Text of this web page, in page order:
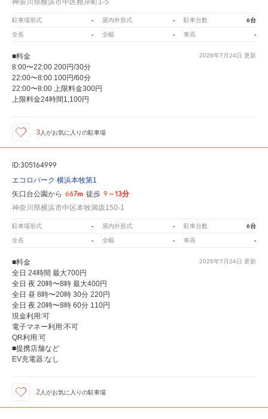
駐車場形式 - 屋内外形式 - 駐車台数 6台
全長 - 全幅 - 車高 -
2026年7月24日 更新
■料金
8:00〜22:00 200円/30分
22:00〜8:00 100円/60分
22:00〜8:00 上限料金300円
上限料金24時間1,100円
3 人がお気に入りの駐車場
ID:305164999
エコロパーク 横浜本牧第1
矢口台公園から 667m 徒歩 9～13分
神奈川県横浜市中区本牧満坂150-1
駐車場形式 - 屋内外形式 - 駐車台数 6台
全長 - 全幅 - 車高 -
2026年7月24日 更新
■料金
全日 24時間 最大700円
全日 夜 20時〜8時 最大400円
全日 昼 8時〜20時 30分 220円
全日 夜 20時〜8時 60分 110円
現金利用:可
電子マネー利用:不可
QR利用:可
■提携店舗など
EV充電器:なし
2 人がお気に入りの駐車場